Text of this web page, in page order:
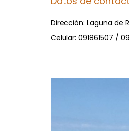
Dirección: Laguna de
Celular: 091861507 /